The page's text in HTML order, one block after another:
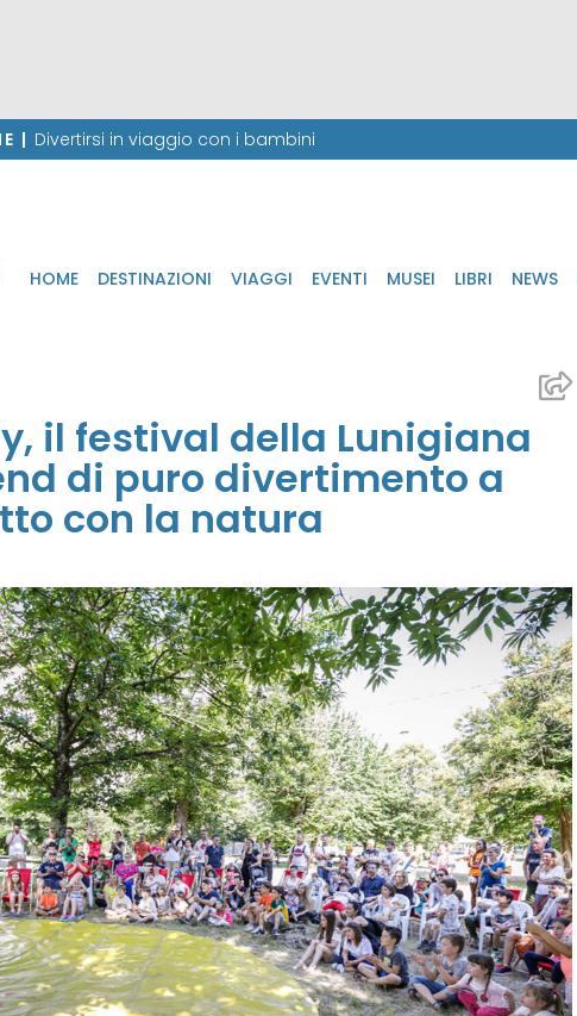
| Divertirsi in viaggio con i bambini
HOME DESTINAZIONI VIAGGI EVENTI MUSEI LIBRI NEWS
il festival della Lunigiana
di puro divertimento a
con la natura